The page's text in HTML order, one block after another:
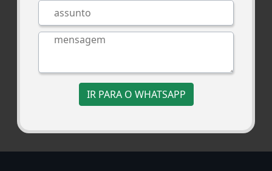
IR PARA O WHATSAPP